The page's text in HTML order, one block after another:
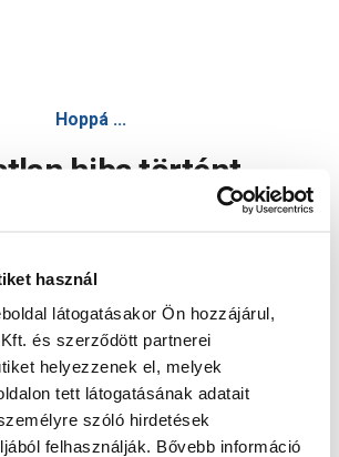
használ
látogatásakor Ön hozzájárul,
és szerződött partnerei
helyezzenek el, melyek
tett látogatásának adatait
szóló hirdetések
felhasználják. Bővebb információ
Hoppá ...
hiba történt
Oldal újratöltése